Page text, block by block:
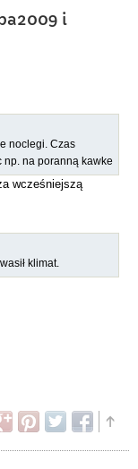
i
noclegi. Czas
na poranną kawke
wcześniejszą
klimat.